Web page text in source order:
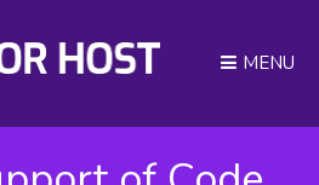
MENU